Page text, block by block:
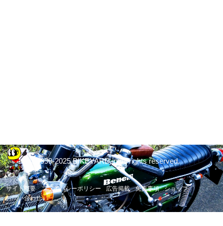
© 1999-2025 BIKEYARD.jp All rights reserved.
サイト概要 プライバシーポリシー 広告掲載 免責事項
ショップ
お問い合わせ